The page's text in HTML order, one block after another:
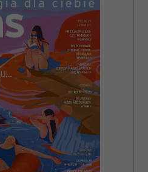
do spersonalizowania treści
społecznościowe i
Informacje o tym, jak
udostępniamy partnerom
i analitycznym.
informacje z innymi danymi
uzyskanymi podczas